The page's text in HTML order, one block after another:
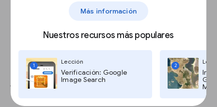
Más información
Nuestros recursos más populares
1
Lección
Verificación: Google
Image Search
2
suscribirte, ¿cuánto estarías dispuesto a
pagar al mes por la suscripción?"
4. Tasa de abandono